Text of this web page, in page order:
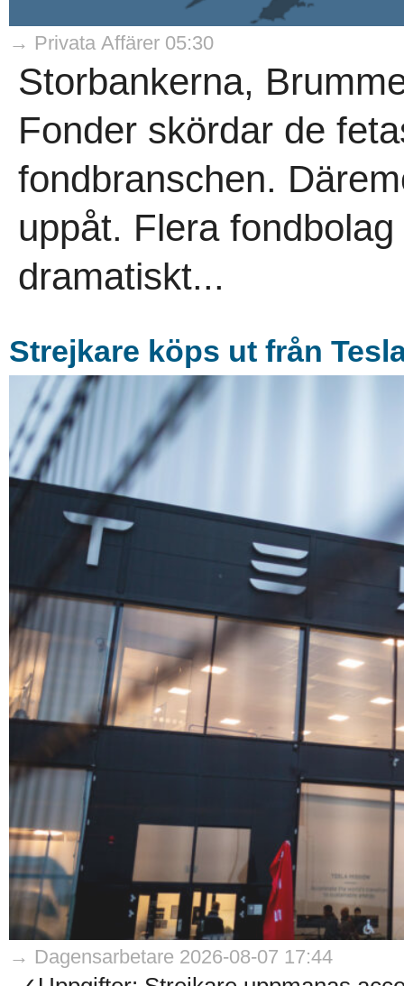
→ Privata Affärer 05:30
Storbankerna,
Fonder skördar de
fondbranschen.
uppåt. Flera
dramatiskt...
Strejkare köps ut från
→ Dagensarbetare 2026-08-07 17:44